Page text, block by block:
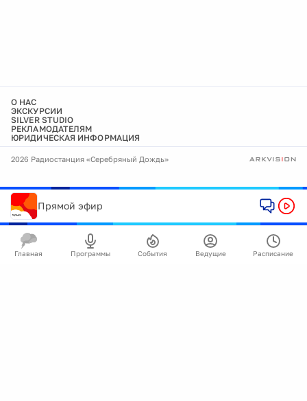
О НАС
ЭКСКУРСИИ
SILVER STUDIO
РЕКЛАМОДАТЕЛЯМ
ЮРИДИЧЕСКАЯ ИНФОРМАЦИЯ
2026 Радиостанция «Серебряный Дождь»
Прямой эфир
Главная Программы События Ведущие Расписание